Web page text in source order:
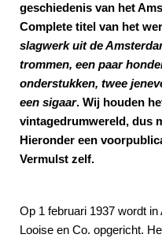
geschiedenis van het
Complete titel van het
slagwerk uit de
trommen, een paar
onderstukken, twee
een sigaar. Wij houden
vintagedrumwereld, dus
Hieronder een
Vermulst zelf.
Op 1 februari 1937 wordt
Looise en Co. opgericht.